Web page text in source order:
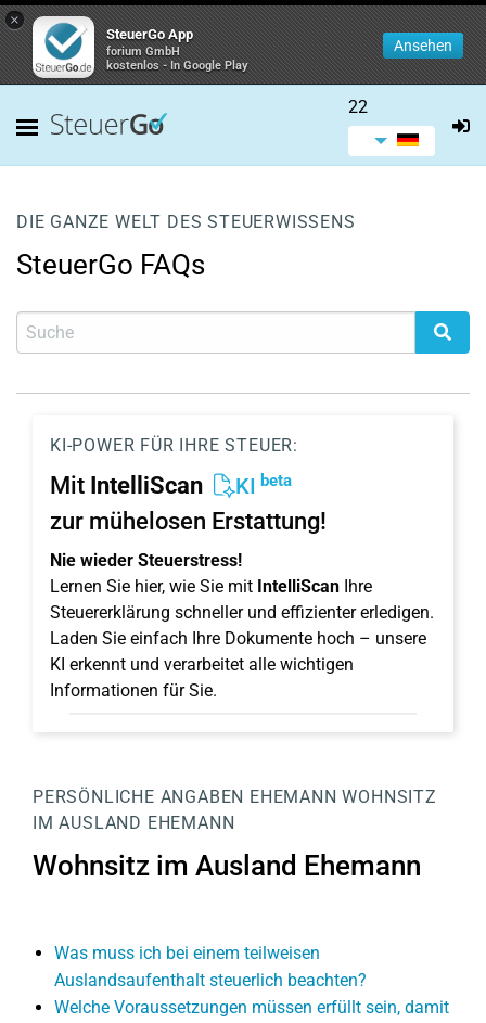
×
SteuerGo App
forium GmbH
kostenlos - In Google Play
Ansehen
22
DIE GANZE WELT DES STEUERWISSENS
SteuerGo FAQs
KI-POWER FÜR IHRE STEUER:
Mit IntelliScan KI beta
zur mühelosen Erstattung!
Nie wieder Steuerstress!
Lernen Sie hier, wie Sie mit IntelliScan Ihre
Steuererklärung schneller und effizienter erledigen.
Laden Sie einfach Ihre Dokumente hoch – unsere
KI erkennt und verarbeitet alle wichtigen
Informationen für Sie.
PERSÖNLICHE ANGABEN EHEMANN WOHNSITZ
IM AUSLAND EHEMANN
Wohnsitz im Ausland Ehemann
Was muss ich bei einem teilweisen
Auslandsaufenthalt steuerlich beachten?
Welche Voraussetzungen müssen erfüllt sein, damit